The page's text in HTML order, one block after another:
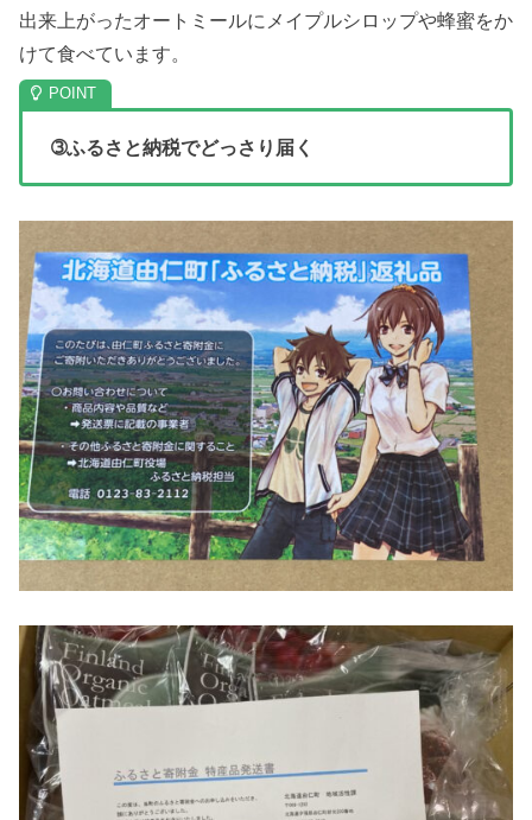
出来上がったオートミールにメイプルシロップや蜂蜜をか
けて食べています。
➂ふるさと納税でどっさり届く